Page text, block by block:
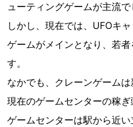
ューティングゲームが主流で
しかし、現在では、UFOキ
ゲームがメインとなり、若
す。
なかでも、クレーンゲームは
現在のゲームセンターの稼ぎ
ゲームセンターは駅から近